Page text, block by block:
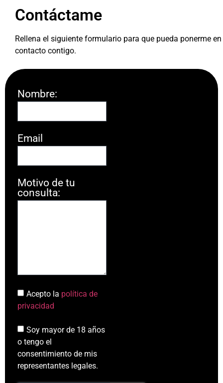
Contáctame
Rellena el siguiente formulario para que pueda ponerme en
contacto contigo.
Nombre:
Email
Motivo de tu
consulta:
Acepto la política de
privacidad
Soy mayor de 18 años
o tengo el
consentimiento de mis
representantes legales.